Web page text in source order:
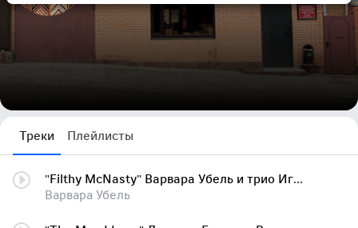
Треки Плейлисты
"Filthy McNasty" Варвара Убель и трио Игоря Бутмана
Варвара Убель